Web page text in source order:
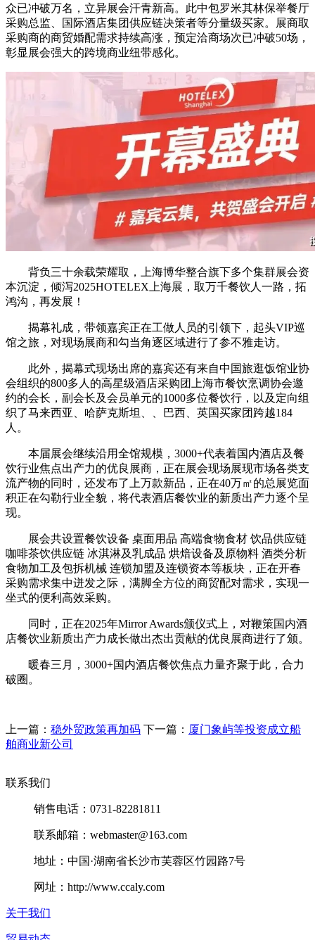
众已冲破万名，立异展会汗青新高。此中包罗米其林保举餐厅
采购总监、国际酒店集团供应链决策者等分量级买家。展商取
采购商的商贸婚配需求持续高涨，预定洽商场次已冲破50场，
彰显展会强大的跨境商业纽带感化。
背负三十余载荣耀取，上海博华整合旗下多个集群展会资
本沉淀，倾泻2025HOTELEX上海展，取万千餐饮人一路，拓
鸿沟，再发展！
揭幕礼成，带领嘉宾正在工做人员的引领下，起头VIP巡
馆之旅，对现场展商和勾当角逐区域进行了参不雅走访。
此外，揭幕式现场出席的嘉宾还有来自中国旅逛饭馆业协
会组织的800多人的高星级酒店采购团上海市餐饮烹调协会邀
约的会长，副会长及会员单元的1000多位餐饮行，以及定向组
织了马来西亚、哈萨克斯坦、、巴西、英国买家团跨越184
人。
本届展会继续沿用全馆规模，3000+代表着国内酒店及餐
饮行业焦点出产力的优良展商，正在展会现场展现市场各类支
流产物的同时，还发布了上万款新品，正在40万㎡的总展览面
积正在勾勒行业全貌，将代表酒店餐饮业的新质出产力逐个呈
现。
展会共设置餐饮设备 桌面用品 高端食物食材 饮品供应链
咖啡茶饮供应链 冰淇淋及乳成品 烘焙设备及原物料 酒类分析
食物加工及包拆机械 连锁加盟及连锁资本等板块，正在开春
采购需求集中迸发之际，满脚全方位的商贸配对需求，实现一
坐式的便利高效采购。
同时，正在2025年Mirror Awards颁仪式上，对鞭策国内酒
店餐饮业新质出产力成长做出杰出贡献的优良展商进行了颁。
暖春三月，3000+国内酒店餐饮焦点力量齐聚于此，合力
破圈。
上一篇： 稳外贸政策再加码 下一篇： 厦门象屿等投资成立船
舶商业新公司
联系我们
销售电话：0731-82281811
联系邮箱：webmaster@163.com
地址：中国·湖南省长沙市芙蓉区竹园路7号
网址：http://www.ccaly.com
关于我们